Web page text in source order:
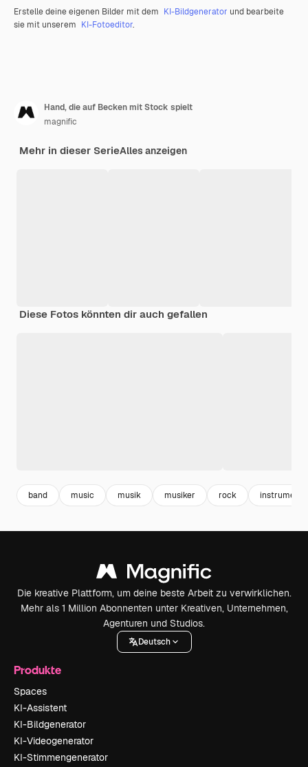
Erstelle deine eigenen Bilder mit dem KI-Bildgenerator und bearbeite
sie mit unserem KI-Fotoeditor.
Hand, die auf Becken mit Stock spielt
magnific
Mehr in dieser SerieAlles anzeigen
Diese Fotos könnten dir auch gefallen
band music musik musiker rock instrumente
Die kreative Plattform, um deine beste Arbeit zu verwirklichen.
Mehr als 1 Million Abonnenten unter Kreativen, Unternehmen,
Agenturen und Studios.
Deutsch
Produkte
Spaces
KI-Assistent
KI-Bildgenerator
KI-Videogenerator
KI-Stimmengenerator